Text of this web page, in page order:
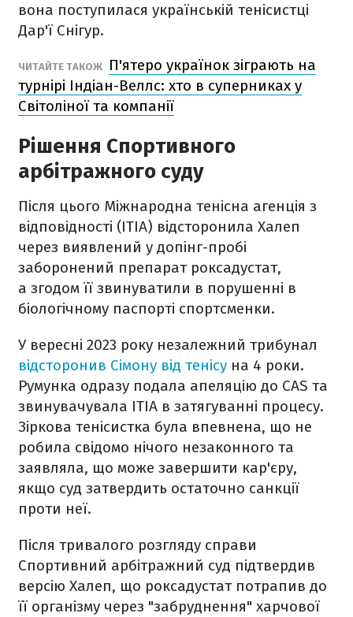
вона поступилася українській тенісистці
Дар'ї Снігур.
ЧИТАЙТЕ ТАКОЖ
П'ятеро українок зіграють на
турнірі Індіан-Веллс: хто в суперниках у
Світоліної та компанії
Рішення Спортивного
арбітражного суду
Після цього Міжнародна тенісна агенція з
відповідності (ITIA) відсторонила Халеп
через виявлений у допінг-пробі
заборонений препарат роксадустат,
а згодом її звинуватили в порушенні в
біологічному паспорті спортсменки.
У вересні 2023 року незалежний трибунал
відсторонив Сімону від тенісу на 4 роки.
Румунка одразу подала апеляцію до CAS та
звинувачувала ITIA в затягуванні процесу.
Зіркова тенісистка була впевнена, що не
робила свідомо нічого незаконного та
заявляла, що може завершити кар'єру,
якщо суд затвердить остаточно санкції
проти неї.
Після тривалого розгляду справи
Спортивний арбітражний суд підтвердив
версію Халеп, що роксадустат потрапив до
її організму через "забруднення" харчової